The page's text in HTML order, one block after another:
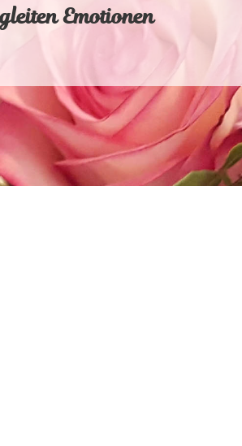
Emotionen